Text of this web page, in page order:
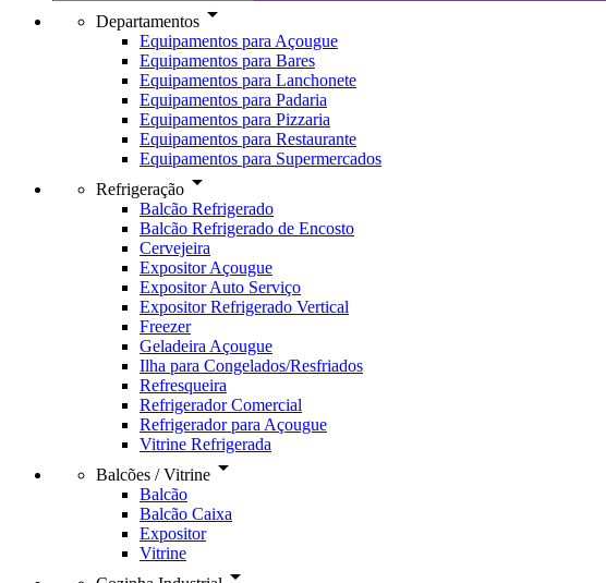
Departamentos arrow_drop_down
Equipamentos para Açougue
Equipamentos para Bares
Equipamentos para Lanchonete
Equipamentos para Padaria
Equipamentos para Pizzaria
Equipamentos para Restaurante
Equipamentos para Supermercados
Refrigeração arrow_drop_down
Balcão Refrigerado
Balcão Refrigerado de Encosto
Cervejeira
Expositor Açougue
Expositor Auto Serviço
Expositor Refrigerado Vertical
Freezer
Geladeira Açougue
Ilha para Congelados/Resfriados
Refresqueira
Refrigerador Comercial
Refrigerador para Açougue
Vitrine Refrigerada
Balcões / Vitrine arrow_drop_down
Balcão
Balcão Caixa
Expositor
Vitrine
arrow_drop_down